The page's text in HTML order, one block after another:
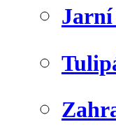
Jarní